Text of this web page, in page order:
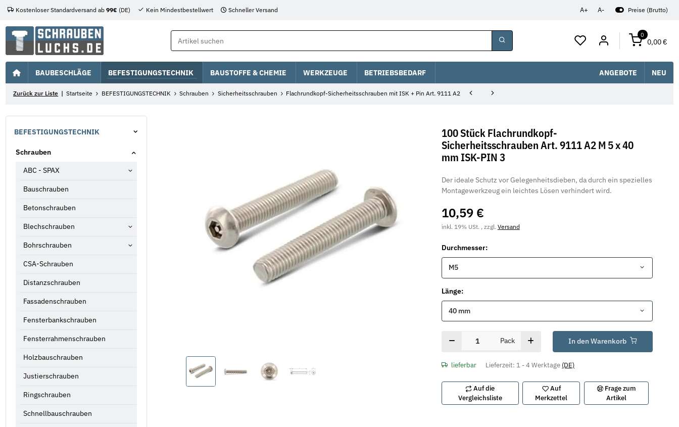
A+ A- Preise (Brutto)
Kostenloser Standardversand ab 99€ (DE) Kein Mindestbestellwert Schneller Versand
0
0,00 €
BAUBESCHLÄGE BEFESTIGUNGSTECHNIK BAUSTOFFE & CHEMIE WERKZEUGE BETRIEBSBEDARF ANGEBOTE NEU
Zurück zur Liste Startseite BEFESTIGUNGSTECHNIK Schrauben Sicherheitsschrauben Flachrundkopf-Sicherheitsschrauben mit ISK + Pin Art. 9111 A2
100 Stück Flachrundkopf-
Sicherheitsschrauben Art. 9111 A2 M 5 x 40
mm ISK-PIN 3
Der ideale Schutz vor Gelegenheitsdieben, da durch ein spezielles
Montagewerkzeug ein leichtes Lösen verhindert wird.
10,59 €
inkl. 19% USt. , zzgl.Versand
Durchmesser:
M5
Länge:
40 mm
Pack In den Warenkorb
lieferbar Lieferzeit: 1 - 4 Werktage (DE)
Auf die
Vergleichsliste
Auf
Merkzettel
Frage zum
Artikel
BEFESTIGUNGSTECHNIK
Schrauben
ABC - SPAX
Bauschrauben
Betonschrauben
Blechschrauben
Bohrschrauben
CSA-Schrauben
Distanzschrauben
Fassadenschrauben
Fensterbankschrauben
Fensterrahmenschrauben
Holzbauschrauben
Justierschrauben
Ringschrauben
Schnellbauschrauben